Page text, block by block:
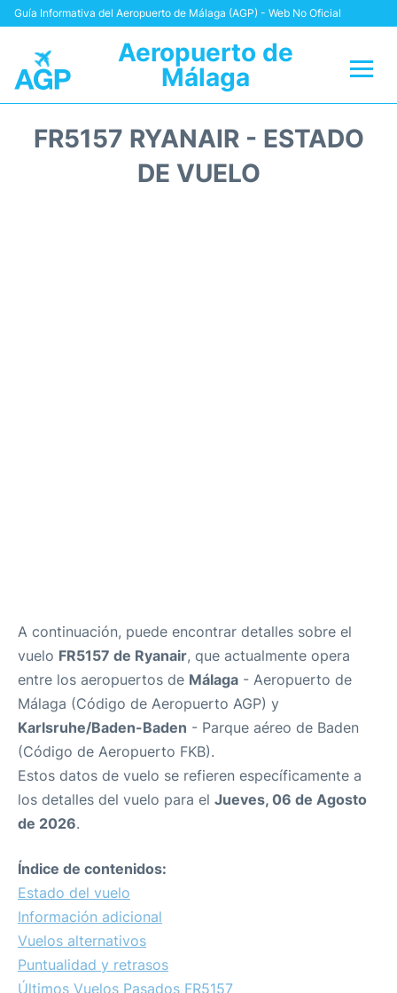
Guía Informativa del Aeropuerto de Málaga (AGP) - Web No Oficial
Aeropuerto de
Málaga
FR5157 RYANAIR - ESTADO
DE VUELO
A continuación, puede encontrar detalles sobre el
vuelo FR5157 de Ryanair, que actualmente opera
entre los aeropuertos de Málaga - Aeropuerto de
Málaga (Código de Aeropuerto AGP) y
Karlsruhe/Baden-Baden - Parque aéreo de Baden
(Código de Aeropuerto FKB).
Estos datos de vuelo se refieren específicamente a
los detalles del vuelo para el Jueves, 06 de Agosto
de 2026.
Índice de contenidos:
Estado del vuelo
Información adicional
Vuelos alternativos
Puntualidad y retrasos
Últimos Vuelos Pasados FR5157